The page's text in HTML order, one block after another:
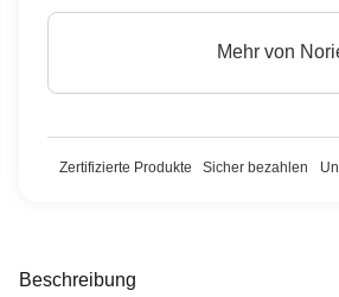
Mehr von
Zertifizierte Produkte Sicher bezahlen
Beschreibung